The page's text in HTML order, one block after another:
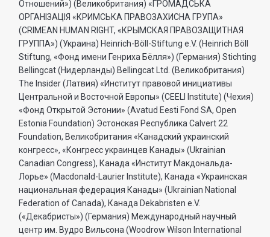
Отношений») (Великобритания) «ГРОМАДСЬКА
ОРГАНIЗАЦIЯ «КРИМСЬКА ПРАВОЗАХИСНА ГРУПА»
(CRIMEAN HUMAN RIGHT, «КРЫМСКАЯ ПРАВОЗАЩИТНАЯ
ГРУППА») (Украина) Heinrich-Böll-Stiftung e.V. (Heinrich Böll
Stiftung, «Фонд имени Генриха Бёлля») (Германия) Stichting
Bellingcat (Нидерланды) Bellingcat Ltd. (Великобритания)
The Insider (Латвия) «Институт правовой инициативы
Центральной и Восточной Европы» (CEELI Institute) (Чехия)
«Фонд Открытой Эстонии» (Avatud Eesti Fond SA, Open
Estonia Foundation) Эстонская Республика Calvert 22
Foundation, Великобритания «Канадский украинский
конгресс», «Конгресс украинцев Канады» (Ukrainian
Canadian Congress), Канада «Институт Макдональда-
Лорье» (Macdonald-Laurier Institute), Канада «Украинская
национальная федерация Канады» (Ukrainian National
Federation of Canada), Канада Dekabristen e.V.
(«Декабристы») (Германия) Международный научный
центр им. Вудро Вильсона (Woodrow Wilson International